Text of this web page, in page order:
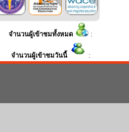
จำนวนผู้เข้าชมทั้งหมด :
จำนวนผู้เข้าชมวันนี้ :